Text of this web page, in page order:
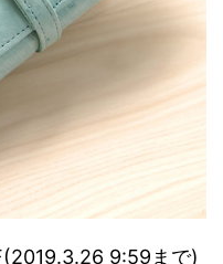
9:59まで)